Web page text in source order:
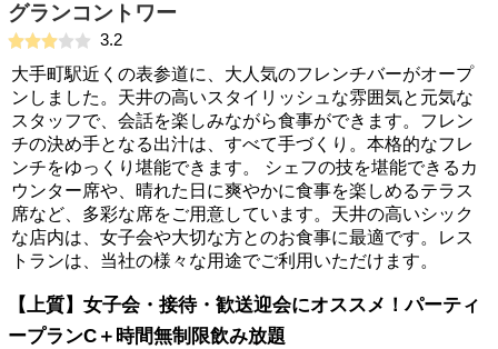
グランコントワー
3.2
大手町駅近くの表参道に、大人気のフレンチバーがオープ
ンしました。天井の高いスタイリッシュな雰囲気と元気な
スタッフで、会話を楽しみながら食事ができます。フレン
チの決め手となる出汁は、すべて手づくり。本格的なフレ
ンチをゆっくり堪能できます。 シェフの技を堪能できるカ
ウンター席や、晴れた日に爽やかに食事を楽しめるテラス
席など、多彩な席をご用意しています。天井の高いシック
な店内は、女子会や大切な方とのお食事に最適です。レス
トランは、当社の様々な用途でご利用いただけます。
【上質】女子会・接待・歓送迎会にオススメ！パーティ
ープランC＋時間無制限飲み放題